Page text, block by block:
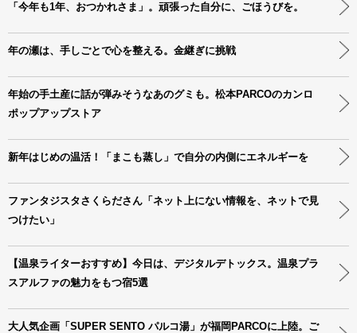
「今年も1年、おつかれさま」。頑張った自分に、ごほうびを。
年の瀬は、手しごとで心を整える。金継ぎに挑戦
年始の手土産に話が弾みそうなあのグミも。松本PARCOのカンロ
ポップアップストア
新年はじめの温活！「まこも蒸し」で自分の内側にエネルギーを
ファンタジスタさくらださん「ネット上にない情報を、ネットで見
つけたい」
【温泉ライターおすすめ】今日は、デジタルデトックス。温泉プラ
スアルファの魅力をもつ宿5選
大人気企画「SUPER SENTO パルコ湯」が福岡PARCOに上陸。ご